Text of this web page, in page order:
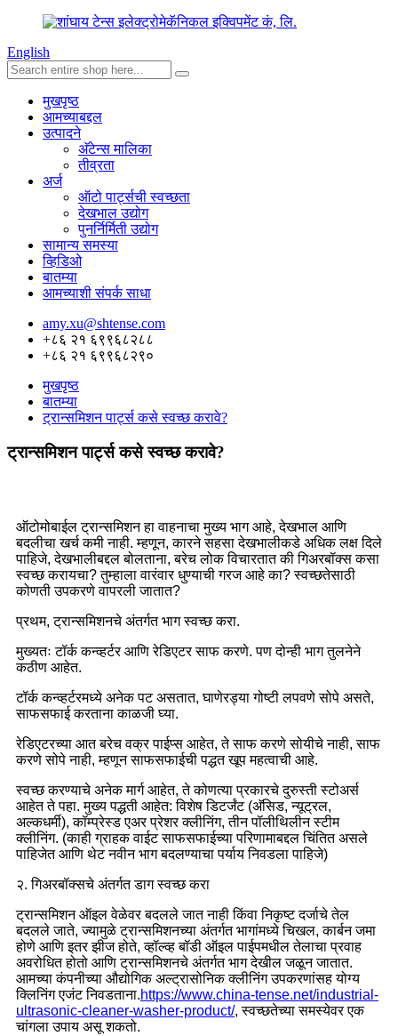
English
मुखपृष्ठ
आमच्याबद्दल
उत्पादने
अ‍ॅटेन्स मालिका
तीव्रता
अर्ज
ऑटो पार्ट्सची स्वच्छता
देखभाल उद्योग
पुनर्निर्मिती उद्योग
सामान्य समस्या
व्हिडिओ
बातम्या
आमच्याशी संपर्क साधा
amy.xu@shtense.com
+८६ २१ ६९९६८२८८
+८६ २१ ६९९६८२९०
मुखपृष्ठ
बातम्या
ट्रान्समिशन पार्ट्स कसे स्वच्छ करावे?
ट्रान्समिशन पार्ट्स कसे स्वच्छ करावे?
ऑटोमोबाईल ट्रान्समिशन हा वाहनाचा मुख्य भाग आहे, देखभाल आणि
बदलीचा खर्च कमी नाही. म्हणून, कारने सहसा देखभालीकडे अधिक लक्ष दिले
पाहिजे, देखभालीबद्दल बोलताना, बरेच लोक विचारतात की गिअरबॉक्स कसा
स्वच्छ करायचा? तुम्हाला वारंवार धुण्याची गरज आहे का? स्वच्छतेसाठी
कोणती उपकरणे वापरली जातात?
प्रथम, ट्रान्समिशनचे अंतर्गत भाग स्वच्छ करा.
मुख्यतः टॉर्क कन्व्हर्टर आणि रेडिएटर साफ करणे. पण दोन्ही भाग तुलनेने
कठीण आहेत.
टॉर्क कन्व्हर्टरमध्ये अनेक पट असतात, घाणेरड्या गोष्टी लपवणे सोपे असते,
साफसफाई करताना काळजी घ्या.
रेडिएटरच्या आत बरेच वक्र पाईप्स आहेत, ते साफ करणे सोयीचे नाही, साफ
करणे सोपे नाही, म्हणून साफसफाईची पद्धत खूप महत्वाची आहे.
स्वच्छ करण्याचे अनेक मार्ग आहेत, ते कोणत्या प्रकारचे दुरुस्ती स्टोअर्स
आहेत ते पहा. मुख्य पद्धती आहेत: विशेष डिटर्जंट (अ‍ॅसिड, न्यूट्रल,
अल्कधर्मी), कॉम्प्रेस्ड एअर प्रेशर क्लीनिंग, तीन पॉलीथिलीन स्टीम
क्लीनिंग. (काही ग्राहक वाईट साफसफाईच्या परिणामाबद्दल चिंतित असले
पाहिजेत आणि थेट नवीन भाग बदलण्याचा पर्याय निवडला पाहिजे)
२. गिअरबॉक्सचे अंतर्गत डाग स्वच्छ करा
ट्रान्समिशन ऑइल वेळेवर बदलले जात नाही किंवा निकृष्ट दर्जाचे तेल
बदलले जाते, ज्यामुळे ट्रान्समिशनच्या अंतर्गत भागांमध्ये चिखल, कार्बन जमा
होणे आणि इतर झीज होते, व्हॉल्व्ह बॉडी ऑइल पाईपमधील तेलाचा प्रवाह
अवरोधित होतो आणि ट्रान्समिशनचे अंतर्गत भाग देखील जळून जातात.
आमच्या कंपनीच्या औद्योगिक अल्ट्रासोनिक क्लीनिंग उपकरणांसह योग्य
क्लिनिंग एजंट निवडताना.https://www.china-tense.net/industrial-
ultrasonic-cleaner-washer-product/, स्वच्छतेच्या समस्येवर एक
चांगला उपाय असू शकतो.